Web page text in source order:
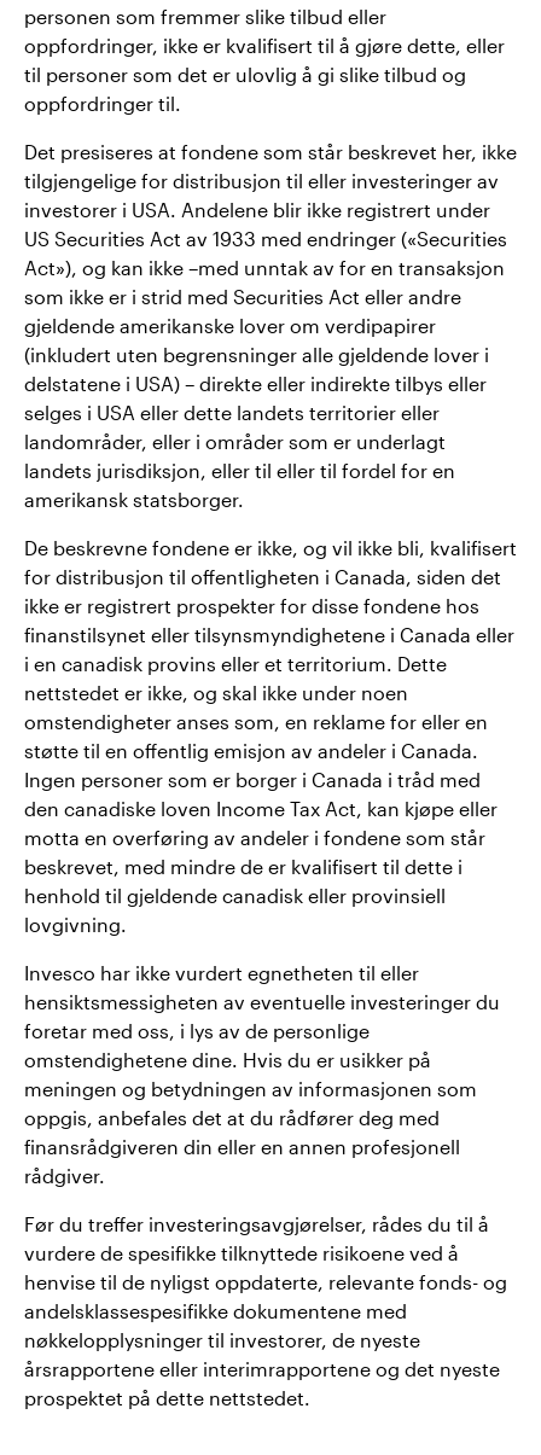
personen som fremmer slike tilbud eller
oppfordringer, ikke er kvalifisert til å gjøre dette, eller
til personer som det er ulovlig å gi slike tilbud og
oppfordringer til.
Det presiseres at fondene som står beskrevet her, ikke
tilgjengelige for distribusjon til eller investeringer av
investorer i USA. Andelene blir ikke registrert under
US Securities Act av 1933 med endringer («Securities
Act»), og kan ikke –med unntak av for en transaksjon
som ikke er i strid med Securities Act eller andre
gjeldende amerikanske lover om verdipapirer
(inkludert uten begrensninger alle gjeldende lover i
delstatene i USA) – direkte eller indirekte tilbys eller
selges i USA eller dette landets territorier eller
landområder, eller i områder som er underlagt
landets jurisdiksjon, eller til eller til fordel for en
amerikansk statsborger.
De beskrevne fondene er ikke, og vil ikke bli, kvalifisert
for distribusjon til offentligheten i Canada, siden det
ikke er registrert prospekter for disse fondene hos
finanstilsynet eller tilsynsmyndighetene i Canada eller
i en canadisk provins eller et territorium. Dette
nettstedet er ikke, og skal ikke under noen
omstendigheter anses som, en reklame for eller en
støtte til en offentlig emisjon av andeler i Canada.
Ingen personer som er borger i Canada i tråd med
den canadiske loven Income Tax Act, kan kjøpe eller
motta en overføring av andeler i fondene som står
beskrevet, med mindre de er kvalifisert til dette i
henhold til gjeldende canadisk eller provinsiell
lovgivning.
Invesco har ikke vurdert egnetheten til eller
hensiktsmessigheten av eventuelle investeringer du
foretar med oss, i lys av de personlige
omstendighetene dine. Hvis du er usikker på
meningen og betydningen av informasjonen som
oppgis, anbefales det at du rådfører deg med
finansrådgiveren din eller en annen profesjonell
rådgiver.
Før du treffer investeringsavgjørelser, rådes du til å
vurdere de spesifikke tilknyttede risikoene ved å
henvise til de nyligst oppdaterte, relevante fonds- og
andelsklassespesifikke dokumentene med
nøkkelopplysninger til investorer, de nyeste
årsrapportene eller interimrapportene og det nyeste
prospektet på dette nettstedet.